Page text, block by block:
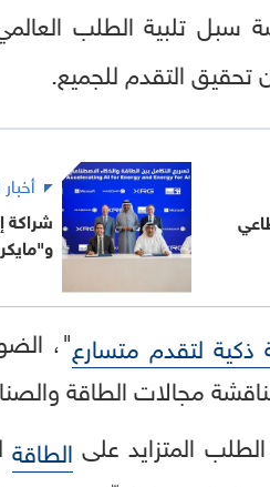
سبل تلبية الطلب
التقدم للجميع.
ذكية لتقدم متسارع"،
مجالات الطاقة
الطاقة